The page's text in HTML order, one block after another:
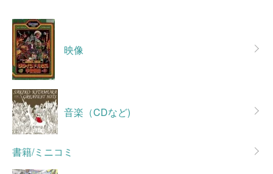
映像
音楽（CDなど)
書籍/ミニコミ